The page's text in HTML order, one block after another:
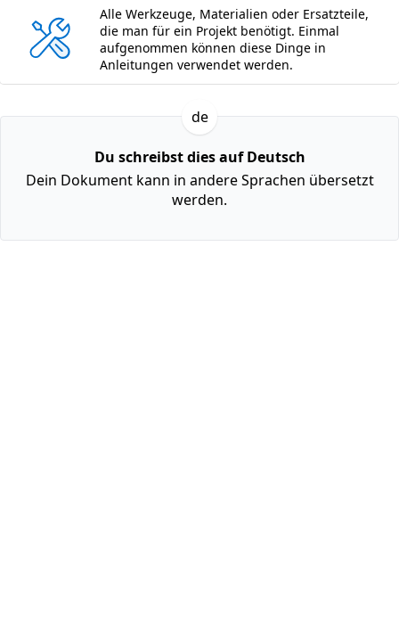
Alle Werkzeuge, Materialien oder Ersatzteile,
die man für ein Projekt benötigt. Einmal
aufgenommen können diese Dinge in
Anleitungen verwendet werden.
de
Du schreibst dies auf Deutsch
Dein Dokument kann in andere Sprachen übersetzt
werden.